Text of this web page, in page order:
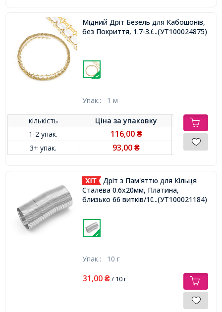
Мідний Дріт Безель для Кабошонів,
без Покриття, 1.7-3.6/0.3мм,...(УТ100024875)
Упак.: 1 м
кількість Ціна заупаковку
1-2 упак.
116,00 ₴
3+ упак. 93,00₴
Дріт з Пам'яттю для Кільця
Сталева 0.6х20мм, Платина,
близько 66 витків/10 г,...(УТ100021184)
Упак.: 10 г
31,00 ₴/ 10 г